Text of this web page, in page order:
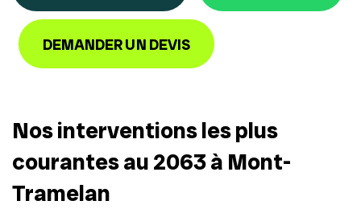
DEMANDER UN DEVIS
Nos interventions les plus
courantes au 2063 à Mont-
Tramelan